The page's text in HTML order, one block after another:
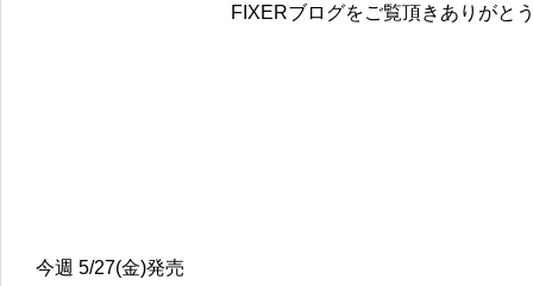
FIXERブログをご覧頂きありがと
今週 5/27(金)発売